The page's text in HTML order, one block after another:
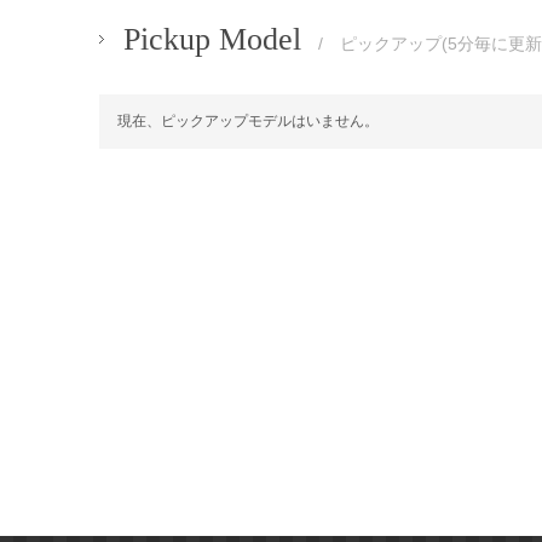
Pickup Model / ピックアップ(5分毎に更
現在、ピックアップモデルはいません。